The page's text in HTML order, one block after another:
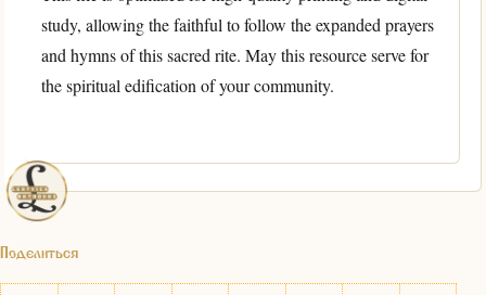
study, allowing the faithful to follow the expanded prayers
and hymns of this sacred rite. May this resource serve for
the spiritual edification of your community.
Поделиться